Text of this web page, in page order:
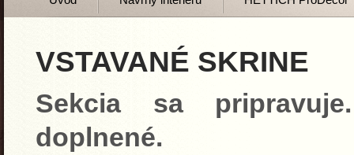
VSTAVANÉ SKRINE
Sekcia sa
doplnené.